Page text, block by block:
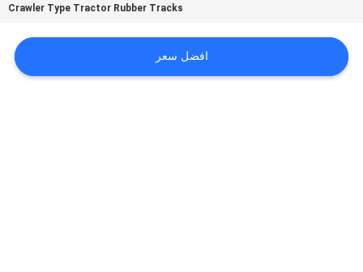
NEWS
Crawler Type Tractor Rubber Tracks
افضل سعر